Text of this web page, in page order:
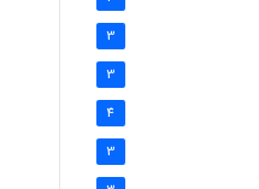
3
3
4
3